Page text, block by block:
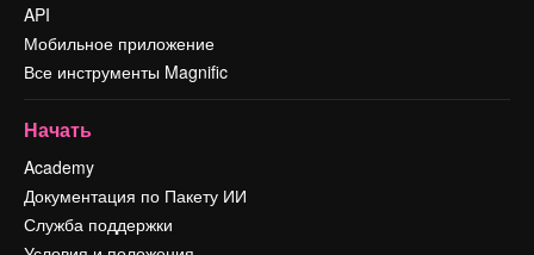
API
Мобильное приложение
Все инструменты Magnific
Начать
Academy
Документация по Пакету ИИ
Служба поддержки